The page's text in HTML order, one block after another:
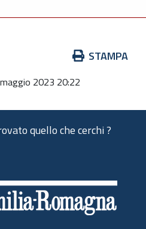
STAMPA
2023 20:22
quello che cerchi ?